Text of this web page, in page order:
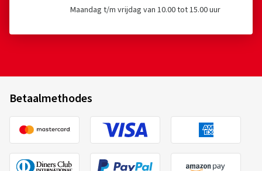
Maandag t/m vrijdag van 10.00 tot 15.00 uur
Betaalmethodes